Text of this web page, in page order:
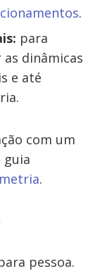
.
para
dinâmicas
e até
com um
guia
.
pessoa.